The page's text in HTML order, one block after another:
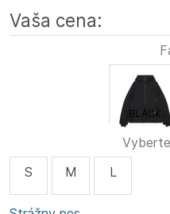
Vaša cena:
BLACK
S
M L